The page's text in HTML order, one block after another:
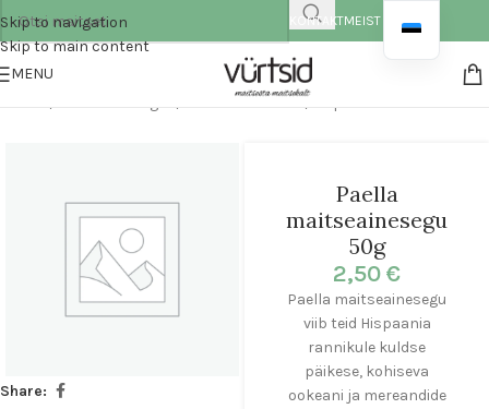
Skip to navigation
Skip to main content
KONTAKTMEIST
MENU
Maailma maitsed
Share:
Paella
maitseainesegu
50g
2,50 €
Paella maitseainesegu
viib teid Hispaania
rannikule kuldse
päikese, kohiseva
ookeani ja mereandide